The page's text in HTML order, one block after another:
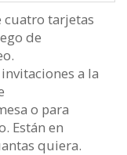
cuatro tarjetas
de
a la
o para
Están en
quiera.